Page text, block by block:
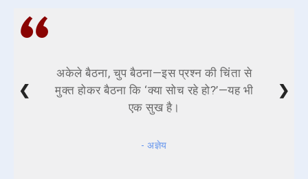
अकेले बैठना, चुप बैठना—इस प्रश्न की चिंता से
मुक्त होकर बैठना कि ‘क्या सोच रहे हो?’—यह भी
एक सुख है।
- अज्ञेय
❮ ❯